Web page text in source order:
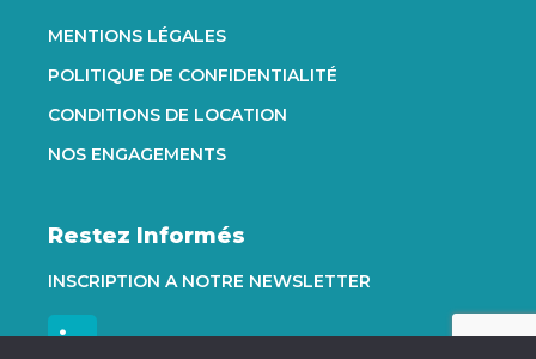
MENTIONS LÉGALES
POLITIQUE DE CONFIDENTIALITÉ
CONDITIONS DE LOCATION
NOS ENGAGEMENTS
Restez Informés
INSCRIPTION A NOTRE NEWSLETTER